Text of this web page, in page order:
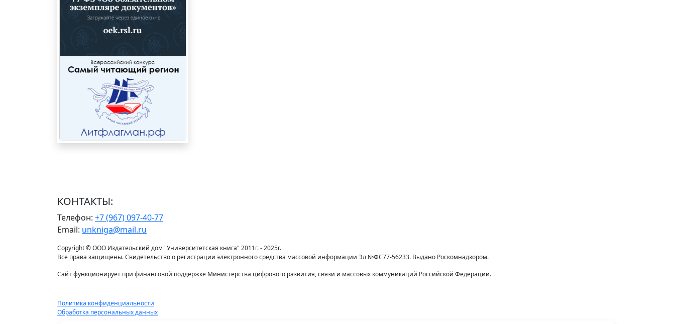
КОНТАКТЫ:
Телефон: +7 (967) 097-40-77
Email: unkniga@mail.ru
Copyright © ООО Издательский дом "Университетская книга" 2011г. - 2025г.
Все права защищены. Свидетельство о регистрации электронного средства массовой информации Эл №ФС77-56233. Выдано Роскомнадзором.
Сайт функционирует при финансовой поддержке Министерства цифрового развития, связи и массовых коммуникаций Российской Федерации.
Политика конфиденциальности
Обработка персональных данных